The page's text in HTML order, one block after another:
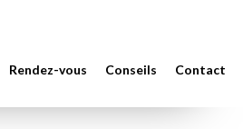
Rendez-vous Conseils Contact